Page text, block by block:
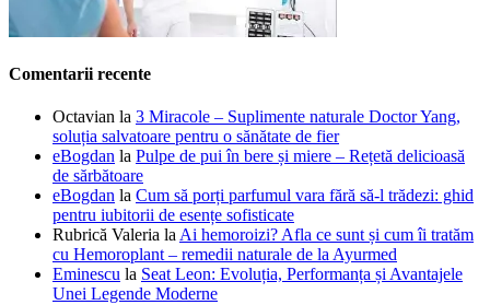
Comentarii recente
Octavian la 3 Miracole – Suplimente naturale Doctor Yang,
soluția salvatoare pentru o sănătate de fier
eBogdan la Pulpe de pui în bere și miere – Rețetă delicioasă
de sărbătoare
eBogdan la Cum să porți parfumul vara fără să-l trădezi: ghid
pentru iubitorii de esențe sofisticate
Rubrică Valeria la Ai hemoroizi? Afla ce sunt și cum îi tratăm
cu Hemoroplant – remedii naturale de la Ayurmed
Eminescu la Seat Leon: Evoluția, Performanța și Avantajele
Unei Legende Moderne